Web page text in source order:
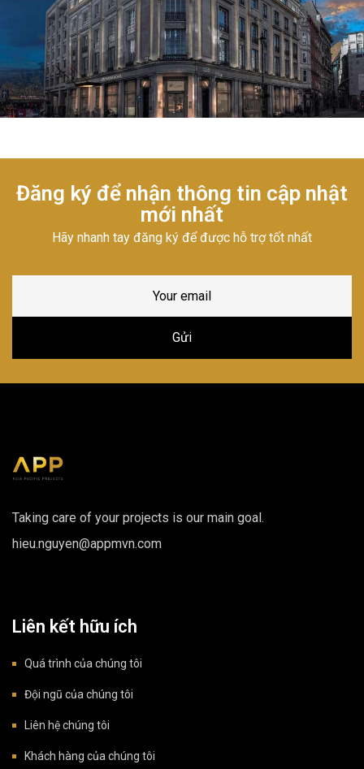
Đăng ký để nhận thông tin cập nhật
mới nhất
Hãy nhanh tay đăng ký để được hỗ trợ tốt nhất
Taking care of your projects is our main goal.
hieu.nguyen@appmvn.com
Liên kết hữu ích
Quá trình của chúng tôi
Đội ngũ của chúng tôi
Liên hệ chúng tôi
Khách hàng của chúng tôi